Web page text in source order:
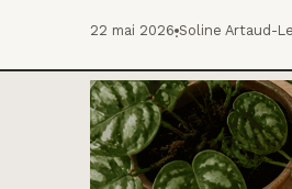
22 mai 2026·Soline Artaud-